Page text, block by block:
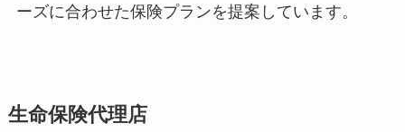
ーズに合わせた保険プランを提案しています。
生命保険代理店